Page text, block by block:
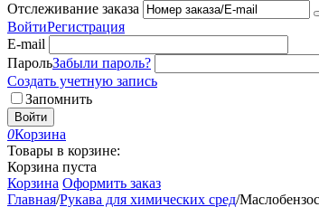
Отслеживание заказа
ВойтиРегистрация
E-mail
ПарольЗабыли пароль?
Создать учетную запись
Запомнить
Войти
0Корзина
Товары в корзине:
Корзина пуста
Корзина Оформить заказ
Главная/Рукава для химических сред/